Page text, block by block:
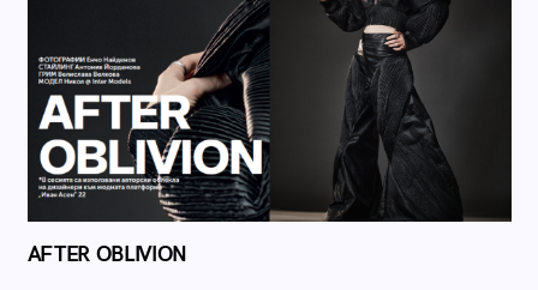
AFTER OBLIVION